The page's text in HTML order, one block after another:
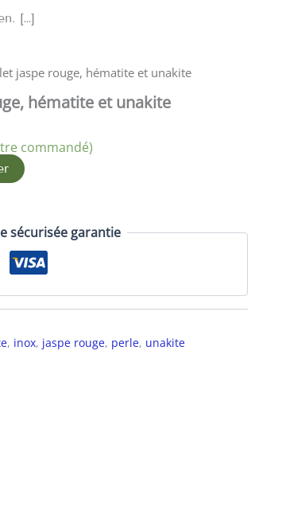
[…]
jaspe rouge, hématite et unakite
hématite et unakite
commandé)
sécurisée garantie
, inox, jaspe rouge, perle, unakite